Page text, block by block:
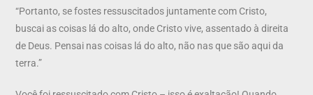
“Portanto, se fostes ressuscitados juntamente com Cristo,
buscai as coisas lá do alto, onde Cristo vive, assentado à direita
de Deus. Pensai nas coisas lá do alto, não nas que são aqui da
terra.”